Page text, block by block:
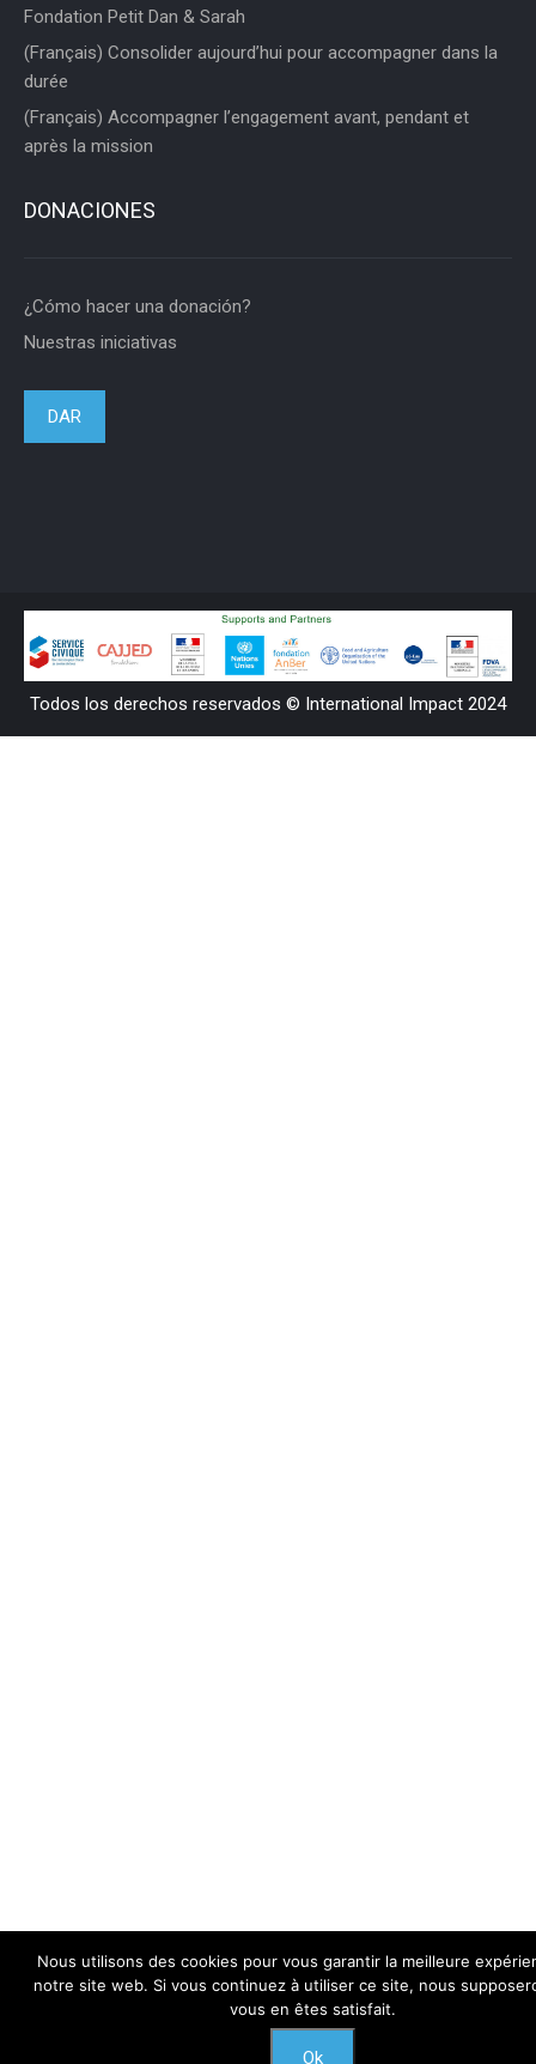
Fondation Petit Dan & Sarah
(Français) Consolider aujourd’hui pour accompagner dans la
durée
(Français) Accompagner l’engagement avant, pendant et
après la mission
DONACIONES
¿Cómo hacer una donación?
Nuestras iniciativas
DAR
Todos los derechos reservados © International Impact 2024
Nous utilisons des cookies pour vous garantir la meilleure
notre site web. Si vous continuez à utiliser ce site, nous
vous en êtes satisfait.
Ok